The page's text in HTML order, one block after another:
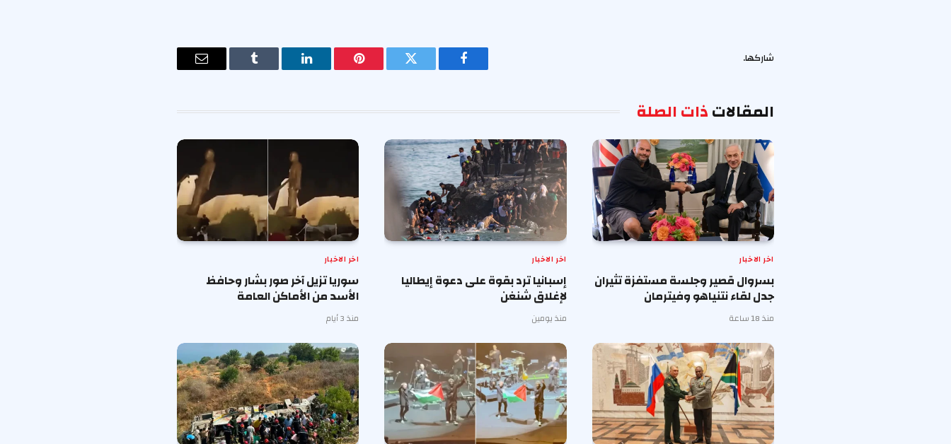
شاركها.
فيسبوك تويتر بينتيريستلينكدإن Tumblr
البريد
المقالاتذات الصلة
اخر الاخبار
بسروال قصير وجلسة مستفزة تثيران
جدل لقاء نتنياهو وفيترمان
منذ 18 ساعة
اخر الاخبار
إسبانيا ترد بقوة على دعوة إيطاليا
لإغلاق شنغن
منذ يومين
اخر الاخبار
سوريا تزيل آخر صور بشار وحافظ
الأسد من الأماكن العامة
منذ 3 أيام